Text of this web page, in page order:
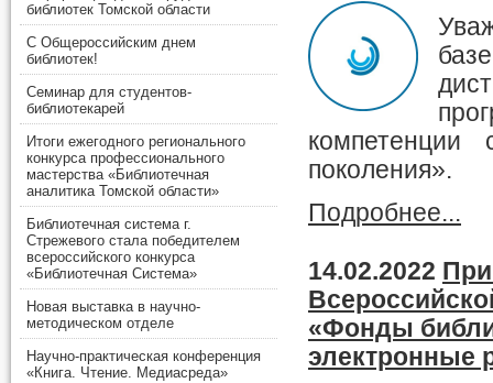
библиотек Томской области
С Общероссийским днем
библиотек!
Семинар для студентов-
библиотекарей
Итоги ежегодного регионального
конкурса профессионального
мастерства «Библиотечная
аналитика Томской области»
Библиотечная система г.
Стрежевого стала победителем
всероссийского конкурса
«Библиотечная Система»
Новая выставка в научно-
методическом отделе
Научно-практическая конференция
«Книга. Чтение. Медиасреда»
компетенции
поколения».
Подробнее...
14.02.2022
«Фонды
электронные